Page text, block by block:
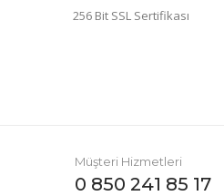
256 Bit SSL Sertifikası
Müşteri Hizmetleri
0 850 241 85 17